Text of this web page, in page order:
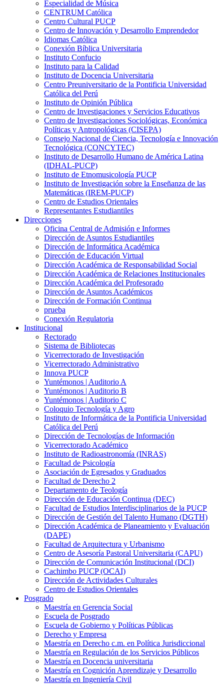
Especialidad de Música
CENTRUM Católica
Centro Cultural PUCP
Centro de Innovación y Desarrollo Emprendedor
Idiomas Católica
Conexión Bíblica Universitaria
Instituto Confucio
Instituto para la Calidad
Instituto de Docencia Universitaria
Centro Preuniversitario de la Pontificia Universidad
Católica del Perú
Instituto de Opinión Pública
Centro de Investigaciones y Servicios Educativos
Centro de Investigaciones Sociológicas, Económica
Políticas y Antropológicas (CISEPA)
Consejo Nacional de Ciencia, Tecnología e Innovación
Tecnológica (CONCYTEC)
Instituto de Desarrollo Humano de América Latina
(IDHAL-PUCP)
Instituto de Etnomusicología PUCP
Instituto de Investigación sobre la Enseñanza de las
Matemáticas (IREM-PUCP)
Centro de Estudios Orientales
Representantes Estudiantiles
Direcciones
Oficina Central de Admisión e Informes
Dirección de Asuntos Estudiantiles
Dirección de Informática Académica
Dirección de Educación Virtual
Dirección Académica de Responsabilidad Social
Dirección Académica de Relaciones Institucionales
Dirección Académica del Profesorado
Dirección de Asuntos Académicos
Dirección de Formación Continua
prueba
Conexión Regulatoria
Institucional
Rectorado
Sistema de Bibliotecas
Vicerrectorado de Investigación
Vicerrectorado Administrativo
Innova PUCP
Yuntémonos | Auditorio A
Yuntémonos | Auditorio B
Yuntémonos | Auditorio C
Coloquio Tecnología y Agro
Instituto de Informática de la Pontificia Universidad
Católica del Perú
Dirección de Tecnologías de Información
Vicerrectorado Académico
Instituto de Radioastronomía (INRAS)
Facultad de Psicología
Asociación de Egresados y Graduados
Facultad de Derecho 2
Departamento de Teología
Dirección de Educación Continua (DEC)
Facultad de Estudios Interdisciplinarios de la PUCP
Dirección de Gestión del Talento Humano (DGTH)
Dirección Académica de Planeamiento y Evaluación
(DAPE)
Facultad de Arquitectura y Urbanismo
Centro de Asesoría Pastoral Universitaria (CAPU)
Dirección de Comunicación Institucional (DCI)
Cachimbo PUCP (OCAI)
Dirección de Actividades Culturales
Centro de Estudios Orientales
Posgrado
Maestría en Gerencia Social
Escuela de Posgrado
Escuela de Gobierno y Políticas Públicas
Derecho y Empresa
Maestría en Derecho c.m. en Política Jurisdiccional
Maestría en Regulación de los Servicios Públicos
Maestría en Docencia universitaria
Maestría en Cognición Aprendizaje y Desarrollo
Maestría en Ingeniería Civil